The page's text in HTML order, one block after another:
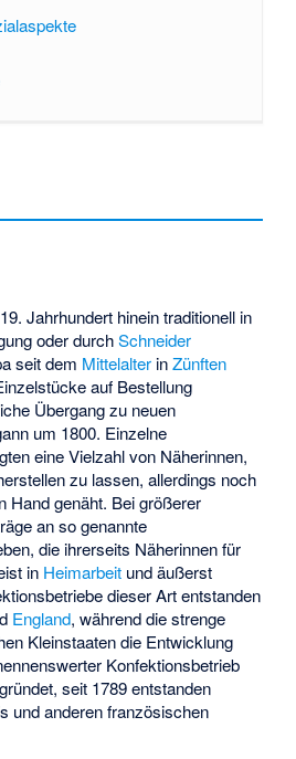
Jahrhundert hinein traditionell in
oder durchSchneider
seit dem Mittelalter inZünften
auf Bestellung
Übergang zu neuen
um 1800. Einzelne
eine Vielzahl von Näherinnen,
zu lassen, allerdings noch
Hand genäht. Bei größerer
an so genannte
die ihrerseits Näherinnen für
in Heimarbeit und äußerst
dieser Art entstanden
England, während die strenge
Kleinstaaten die Entwicklung
Konfektionsbetrieb
seit 1789 entstanden
und anderen französischen